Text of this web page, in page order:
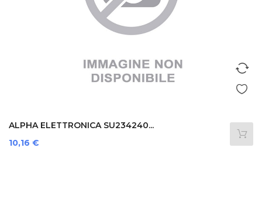
ALPHA ELETTRONICA SU234240...
Prezzo
10,16 €